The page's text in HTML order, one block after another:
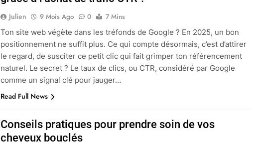
Julien 9 Mois Ago 0
7 Mins
Ton site web végète dans les tréfonds de Google ? En 2025, un bon
positionnement ne suffit plus. Ce qui compte désormais, c’est d’attirer
le regard, de susciter ce petit clic qui fait grimper ton référencement
naturel. Le secret ? Le taux de clics, ou CTR, considéré par Google
comme un signal clé pour jauger…
Read Full News
Conseils pratiques pour prendre soin de vos
cheveux bouclés